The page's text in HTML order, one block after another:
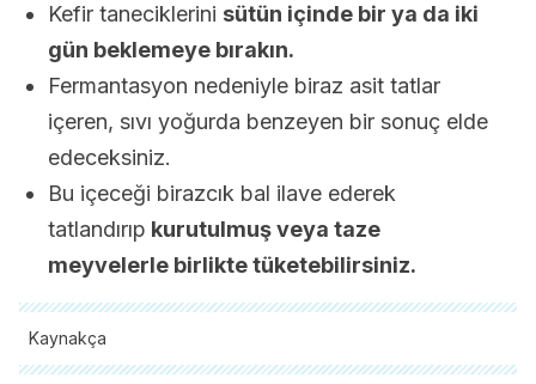
Kefir taneciklerini sütün içinde bir ya da iki
gün beklemeye bırakın.
Fermantasyon nedeniyle biraz asit tatlar
içeren, sıvı yoğurda benzeyen bir sonuç elde
edeceksiniz.
Bu içeceği birazcık bal ilave ederek
tatlandırıp kurutulmuş veya taze
meyvelerle birlikte tüketebilirsiniz.
Kaynakça
Tüm alıntı yapılan kaynaklar, kalitelerini, güvenilirliklerini,